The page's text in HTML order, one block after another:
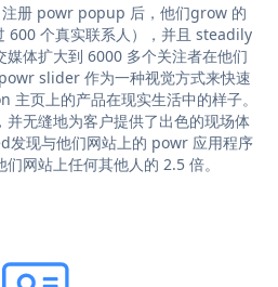
册 powr popup 后，他们grow 的
600 个真实联系人），并且 steadily
体扩大到 6000 多个关注者在他们
slider 作为一种视觉方式来快速
页上的产品在现实生活中的样子。
无缝地为客户提供了出色的现场体
发现与他们网站上的 powr 应用程序
网站上任何其他人的 2.5 倍。